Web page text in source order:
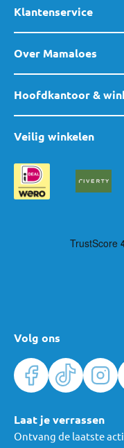
Klantenservice
Over Mamaloes
Hoofdkantoor &
Volg ons
Veilig winkelen
Laat je verrassen
Ontvang de laatste